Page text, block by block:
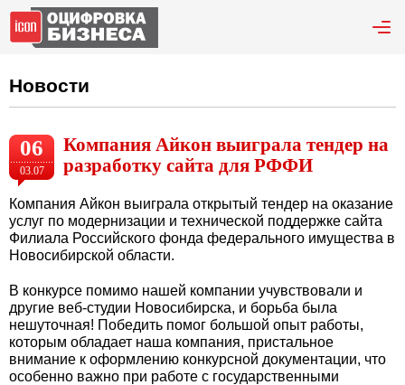
Новости
06
03.07
Компания Айкон выиграла тендер на
разработку сайта для РФФИ
Компания Айкон выиграла открытый тендер на оказание
услуг по модернизации и технической поддержке сайта
Филиала Российского фонда федерального имущества в
Новосибирской области.
В конкурсе помимо нашей компании учувствовали и
другие веб-студии Новосибирска, и борьба была
нешуточная! Победить помог большой опыт работы,
которым обладает наша компания, пристальное
внимание к оформлению конкурсной документации, что
особенно важно при работе с государственными